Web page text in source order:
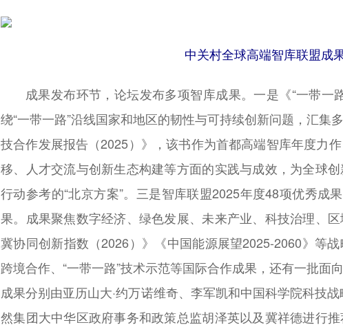
中关村全球高端智库联盟成
成果发布环节，论坛发布多项智库成果。一是《“一带一
绕“一带一路”沿线国家和地区的韧性与可持续创新问题，汇集
技合作发展报告（2025）》，该书作为首都高端智库年度力
移、人才交流与创新生态构建等方面的实践与成效，为全球
行动参考的“北京方案”。三是智库联盟2025年度48项优秀成
果。成果聚焦数字经济、绿色发展、未来产业、科技治理、
冀协同创新指数（2026）》《中国能源展望2025-2060》等
跨境合作、“一带一路”技术示范等国际合作成果，还有一批面
成果分别由亚历山大·约万诺维奇、李军凯和中国科学院科技
然集团大中华区政府事务和政策总监胡泽英以及冀祥德进行